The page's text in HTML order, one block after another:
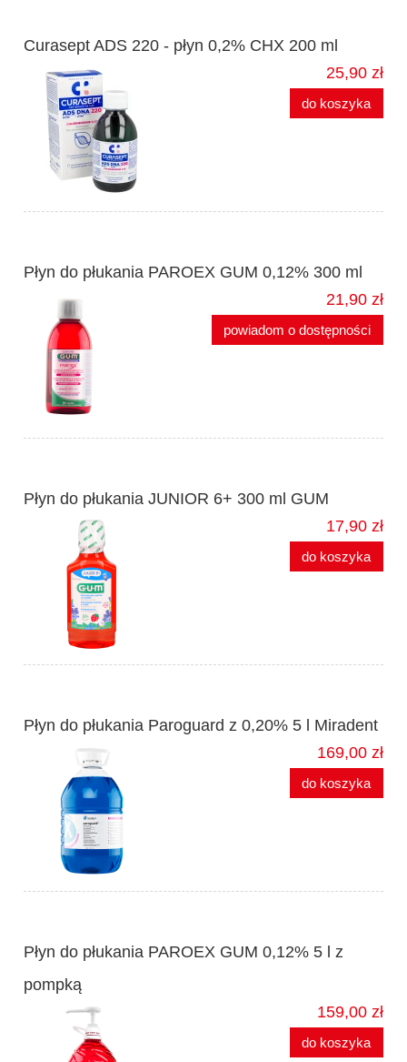
Curasept ADS 220 - płyn 0,2% CHX 200 ml
25,90 zł
do koszyka
Płyn do płukania PAROEX GUM 0,12% 300 ml
21,90 zł
powiadom o dostępności
Płyn do płukania JUNIOR 6+ 300 ml GUM
17,90 zł
do koszyka
Płyn do płukania Paroguard z 0,20% 5 l Miradent
169,00 zł
do koszyka
Płyn do płukania PAROEX GUM 0,12% 5 l z
pompką
159,00 zł
do koszyka